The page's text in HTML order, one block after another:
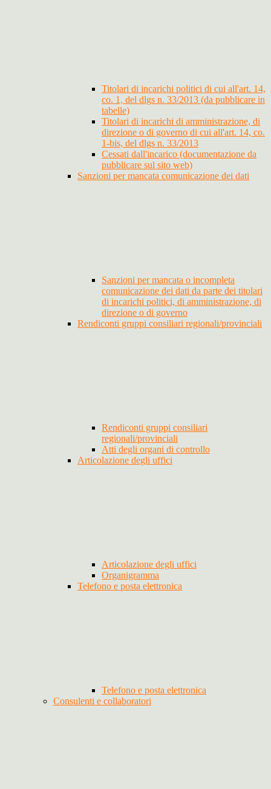
Titolari di incarichi politici di cui all'art. 14,
co. 1, del dlgs n. 33/2013 (da pubblicare in
tabelle)
Titolari di incarichi di amministrazione, di
direzione o di governo di cui all'art. 14, co.
1-bis, del dlgs n. 33/2013
Cessati dall'incarico (documentazione da
pubblicare sul sito web)
Sanzioni per mancata comunicazione dei dati
Sanzioni per mancata o incompleta
comunicazione dei dati da parte dei titolari
di incarichi politici, di amministrazione, di
direzione o di governo
Rendiconti gruppi consiliari regionali/provinciali
Rendiconti gruppi consiliari
regionali/provinciali
Atti degli organi di controllo
Articolazione degli uffici
Articolazione degli uffici
Organigramma
Telefono e posta elettronica
Telefono e posta elettronica
Consulenti e collaboratori